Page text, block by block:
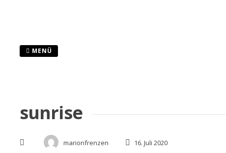
MENÜ
sunrise
marionfrenzen 16. Juli 2020